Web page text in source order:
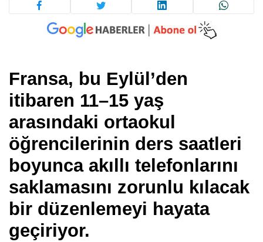
Fransa, bu Eylül’den
itibaren 11–15 yaş
arasındaki ortaokul
öğrencilerinin ders saatleri
boyunca akıllı telefonlarını
saklamasını zorunlu kılacak
bir düzenlemeyi hayata
geçiriyor.